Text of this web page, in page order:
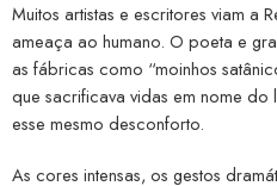
Muitos artistas e escritores viam a
ameaça ao humano. O poeta e
as fábricas como “moinhos
que sacrificava vidas em nome
esse mesmo desconforto.
As cores intensas, os gestos